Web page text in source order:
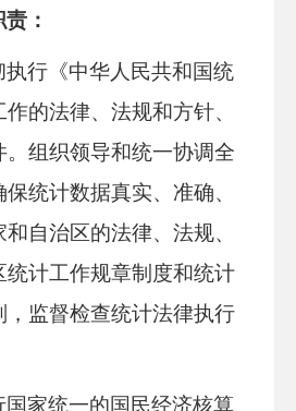
：
执行《中华人民共和国统
的法律、法规和方针、
。组织领导和统一协调全
统计数据真实、准确、
自治区的法律、法规、
统计工作规章制度和统计
，监督检查统计法律执行
国家统一的国民经济核算